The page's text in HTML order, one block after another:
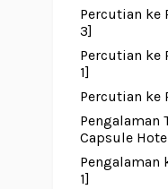
Percutian ke
3]
Percutian ke
1]
Percutian ke
Pengalaman
Capsule
Pengalaman
1]